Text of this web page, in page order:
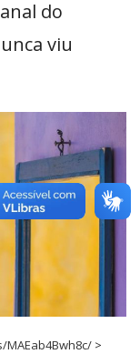
do
viu
>